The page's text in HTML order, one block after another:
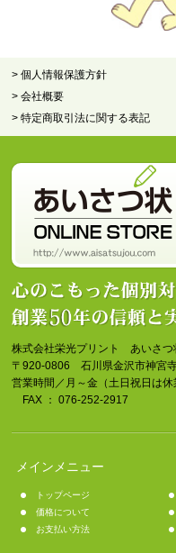
> 個人情報保護方針
> 会社概要
> 特定商取引法に関する表記
株式会社栄光プリント あいさつ
〒920-0806 石川県金沢市神宮
営業時間／月～金（土日祝日は
FAX ： 076-252-2917
メインメニュー
トップページ
価格について
お支払い方法